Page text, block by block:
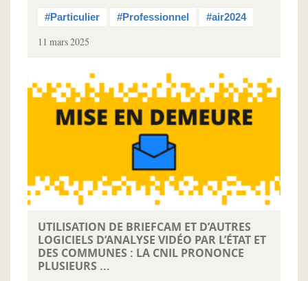
#Particulier #Professionnel #air2024
11 mars 2025
UTILISATION DE BRIEFCAM ET D’AUTRES
LOGICIELS D’ANALYSE VIDÉO PAR L’ÉTAT ET
DES COMMUNES : LA CNIL PRONONCE
PLUSIEURS ...